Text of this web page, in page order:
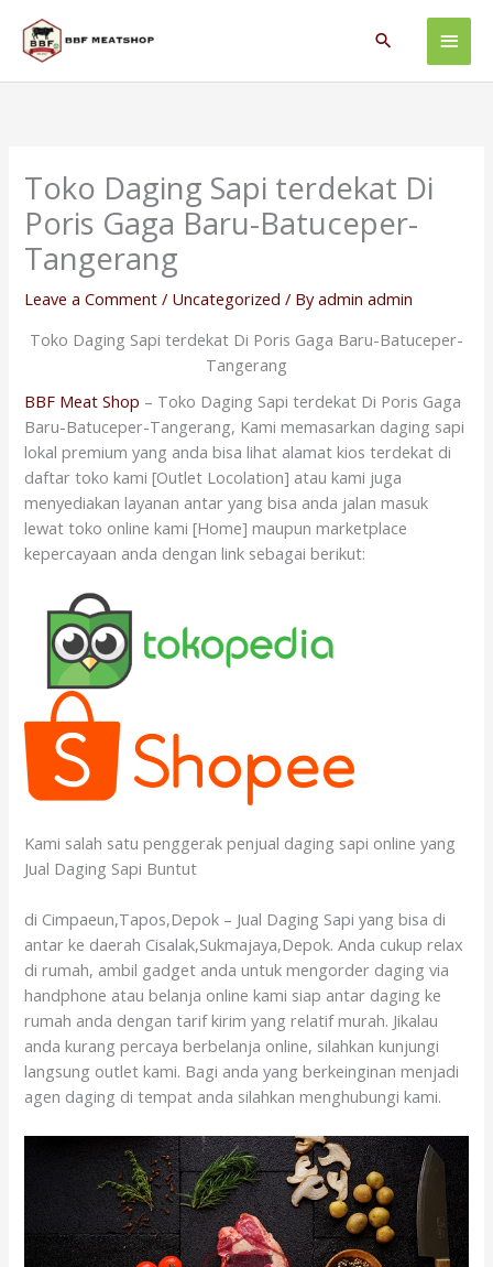
content
Main
Search
Toko Daging Sapi terdekat Di
Poris Gaga Baru-Batuceper-
Tangerang
Leave a Comment / Uncategorized / Byadmin admin
Toko Daging Sapi terdekat Di Poris Gaga Baru-Batuceper-
Tangerang
BBF Meat Shop – Toko Daging Sapi terdekat Di Poris Gaga
Baru-Batuceper-Tangerang, Kami memasarkan daging sapi
lokal premium yang anda bisa lihat alamat kios terdekat di
daftar toko kami [Outlet Locolation] atau kami juga
menyediakan layanan antar yang bisa anda jalan masuk
lewat toko online kami [Home] maupun marketplace
kepercayaan anda dengan link sebagai berikut:
Kami salah satu penggerak penjual daging sapi online yang
Jual Daging Sapi Buntut
di Cimpaeun,Tapos,Depok – Jual Daging Sapi yang bisa di
antar ke daerah Cisalak,Sukmajaya,Depok. Anda cukup relax
di rumah, ambil gadget anda untuk mengorder daging via
handphone atau belanja online kami siap antar daging ke
rumah anda dengan tarif kirim yang relatif murah. Jikalau
anda kurang percaya berbelanja online, silahkan kunjungi
langsung outlet kami. Bagi anda yang berkeinginan menjadi
agen daging di tempat anda silahkan menghubungi kami.